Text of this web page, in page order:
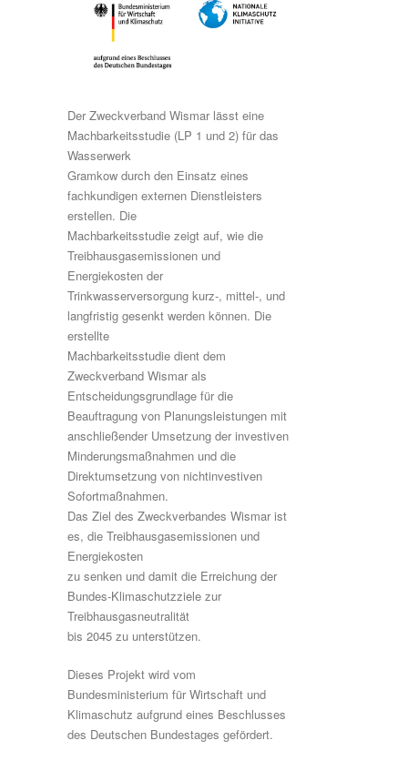
Der Zweckverband Wismar lässt eine
Machbarkeitsstudie (LP 1 und 2) für das
Wasserwerk
Gramkow durch den Einsatz eines
fachkundigen externen Dienstleisters
erstellen. Die
Machbarkeitsstudie zeigt auf, wie die
Treibhausgasemissionen und
Energiekosten der
Trinkwasserversorgung kurz-, mittel-, und
langfristig gesenkt werden können. Die
erstellte
Machbarkeitsstudie dient dem
Zweckverband Wismar als
Entscheidungsgrundlage für die
Beauftragung von Planungsleistungen mit
anschließender Umsetzung der investiven
Minderungsmaßnahmen und die
Direktumsetzung von nichtinvestiven
Sofortmaßnahmen.
Das Ziel des Zweckverbandes Wismar ist
es, die Treibhausgasemissionen und
Energiekosten
zu senken und damit die Erreichung der
Bundes-Klimaschutzziele zur
Treibhausgasneutralität
bis 2045 zu unterstützen.
Dieses Projekt wird vom
Bundesministerium für Wirtschaft und
Klimaschutz aufgrund eines Beschlusses
des Deutschen Bundestages gefördert.